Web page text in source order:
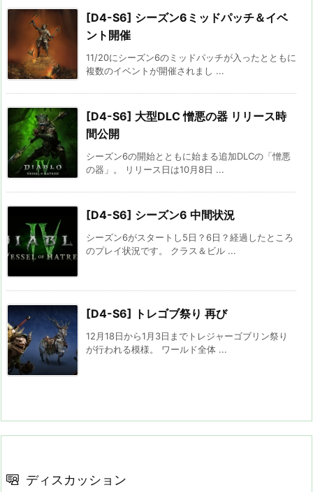
[D4-S6] シーズン6ミッドパッチ＆イベ
ント開催
11/20にシーズン6のミッドパッチが入ったとともに
複数のイベントが開催されまし ...
[D4-S6] 大型DLC 憎悪の器 リリース時
間公開
シーズン6の開始とともに始まる追加DLCの「憎悪
の器」。 リリース日は10月8日 ...
[D4-S6] シーズン6 中間状況
シーズン6がスタートし5日？6日？経過したところ
のプレイ状況です。 クラス＆ビル ...
[D4-S6] トレゴブ祭り 再び
12月18日から1月3日までトレジャーゴブリン祭り
が行われる模様。 ワールド全体 ...
ディスカッション